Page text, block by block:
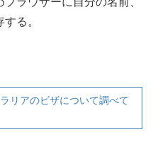
る。
リアのビザについて調べて